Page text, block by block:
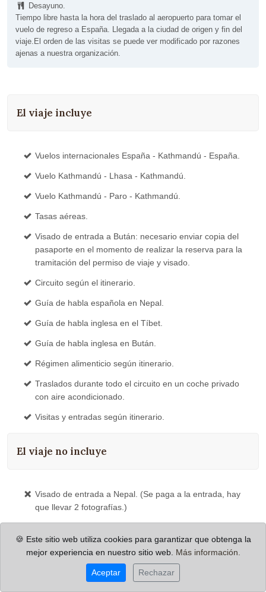
Desayuno.
Tiempo libre hasta la hora del traslado al aeropuerto para tomar el
vuelo de regreso a España. Llegada a la ciudad de origen y fin del
viaje.El orden de las visitas se puede ver modificado por razones
ajenas a nuestra organización.
El viaje incluye
Vuelos internacionales España - Kathmandú - España.
Vuelo Kathmandú - Lhasa - Kathmandú.
Vuelo Kathmandú - Paro - Kathmandú.
Tasas aéreas.
Visado de entrada a Bután: necesario enviar copia del
pasaporte en el momento de realizar la reserva para la
tramitación del permiso de viaje y visado.
Circuito según el itinerario.
Guía de habla española en Nepal.
Guía de habla inglesa en el Tíbet.
Guía de habla inglesa en Bután.
Régimen alimenticio según itinerario.
Traslados durante todo el circuito en un coche privado
con aire acondicionado.
Visitas y entradas según itinerario.
El viaje no incluye
Visado de entrada a Nepal. (Se paga a la entrada, hay
que llevar 2 fotografías.)
Kathmandú).
Seguro opcional de asistencia y anulación.
🍪 Este sitio web utiliza cookies para garantizar que obtenga la
mejor experiencia en nuestro sitio web. Más información.
Aceptar Rechazar